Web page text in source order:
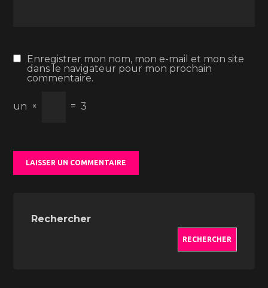
Enregistrer mon nom, mon e-mail et mon site
dans le navigateur pour mon prochain
commentaire.
un × = 3
Rechercher
RECHERCHER